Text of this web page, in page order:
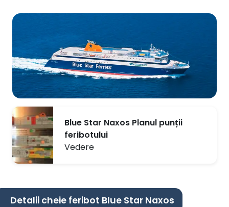
Blue Star Naxos Planul punții
feribotului
Vedere
Detalii cheie feribot Blue Star Naxos